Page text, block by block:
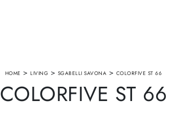
HOME >LIVING > SGABELLI SAVONA > COLORFIVE ST 66
COLORFIVE ST 66